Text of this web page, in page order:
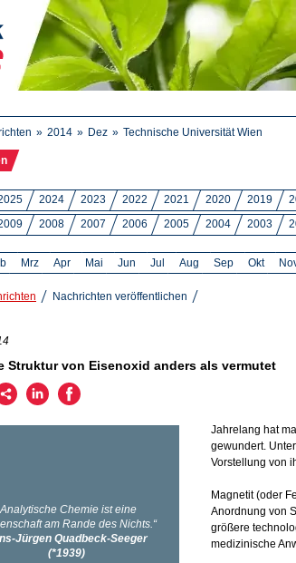
2014 Dez Technische Universität Wien
2024 2023 2022 2021 2020 2019
2008 2007 2006 2005 2004 2003
Mrz Apr Mai Jun Jul Aug Sep Okt
Nachrichten veröffentlichen
Struktur von Eisenoxid anders als vermutet
Jahrelang hat
gewundert.
Vorstellung von
Magnetit (oder Fe
Anordnung von
größere
medizinische